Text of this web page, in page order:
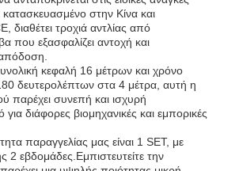
στην Κίνα και
διαθέτει τροχιά αντλίας από
που εξασφαλίζει αντοχή και
κεφαλή 16 μέτρων και χρόνο
δευτερολέπτων στα 4 μέτρα, αυτή η
παρέχει συνεπή και ισχυρή
για διάφορες βιομηχανικές και εμπορικές
παραγγελίας μας είναι 1 SET, με
εβδομάδες.Εμπιστευτείτε την